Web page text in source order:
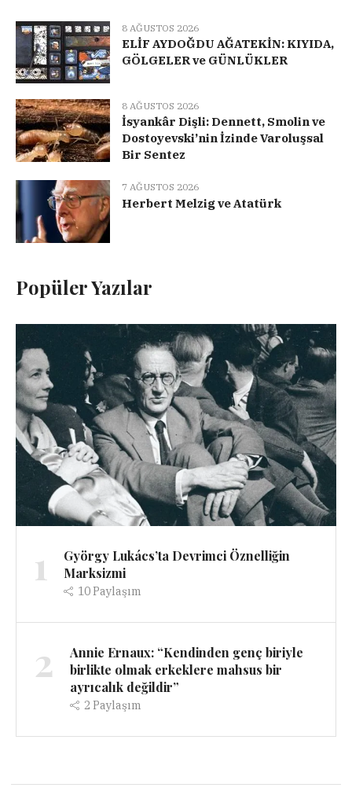
8 AĞUSTOS 2026
ELİF AYDOĞDU AĞATEKİN: KIYIDA,
GÖLGELER ve GÜNLÜKLER
8 AĞUSTOS 2026
İsyankâr Dişli: Dennett, Smolin ve
Dostoyevski’nin İzinde Varoluşsal
Bir Sentez
7 AĞUSTOS 2026
Herbert Melzig ve Atatürk
Popüler Yazılar
1
György Lukács’ta Devrimci Öznelliğin
Marksizmi
10Paylaşım
2
Annie Ernaux: “Kendinden genç biriyle
birlikte olmak erkeklere mahsus bir
ayrıcalık değildir”
2 Paylaşım